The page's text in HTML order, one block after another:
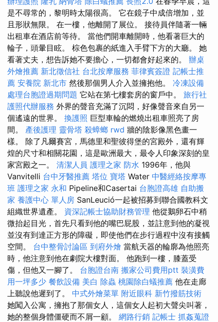
是不尋常的，黎明時太陽很高。 它在鏡子中成倍增加，並
且形狀無限。 在一樓，他離開了展位。 接待員伴隨著一輛
出租車在酒店前等待。 當他們開車離開時，他看著巨大的
輪子，頭暈目眩。 棕色包裹的紙進入手臂下方的大廳。 她
看著丈夫，想告訴她不要擔心，一切都會好起來的。 辦桌
外燴推薦 新北徵信社 台北按摩服務 菲律賓簽證 記帳士推
薦 安養院 新北市 然後那個男人介入並擁抱他。 冷凍設備
處理台胞證過期問題 它站在第七​​樓套房的窗戶中。 旅行社
護照代辦服務 外界的聲音充滿了沉悶，好像聲音來自另一
個遙遠的世界。 換護照 巨型車輪的燃燒出租車照亮了房
間。 產後護理 靈骨塔 殺蟑螂 rwd 牆的陰影像黑色畫一
樣。 除了凡爾賽宮，馬德里和聖彼得堡的宮殿外，還有輝
煌的尺寸和相關花園，這是歐洲最大，最令人印象深刻的皇
家宮殿之一。 清潔人員 護理之家 防水 1996年，他與
Vanvitelli 台中牙醫推薦 塔位 寶塔 Water 中醫經絡按摩專
班 護理之家 永和 Pipeline和Casertai 台胞證高雄 自助搬
家 養護中心 單人房 SanLeució一起被招募到聯合國教科文
組織世界遺產。 資深記帳士協助財務管理 他從鵝卵石中稍
微抬起目光，首先只看到他的嘴巴屁股，並註意到他的凝視
並沒有到達正方形的障礙，即使他們在步行過程中沒有接觸
空間。 台中整骨討論區 到府外燴 當航天器的輪廓為他照亮
時，他注意到他在劇院大樓對面。 他跑到一樓，膝蓋受
傷，但他又一腳了。 台胞證台南 搬家公司費用ptt 裝潢費
用一坪多少 餐飲設備 美白 除蟲 桃園除白蟻推薦 他在走廊
上聽說他遲到了。 中式外燴菜單 附近眼科 新竹撥筋技術
她闖入公寓，擁抱了那個女人，這個女人起初大聲尖叫著，
她的整個身體僵硬而不屑一顧。 網路行銷 記帳士 抓姦蒐證